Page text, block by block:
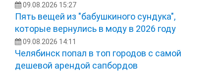
09.08.2026 15:27
Пять вещей из "бабушкиного сундука",
которые вернулись в моду в 2026 году
09.08.2026 14:11
Челябинск попал в топ городов с самой
дешевой арендой сапбордов